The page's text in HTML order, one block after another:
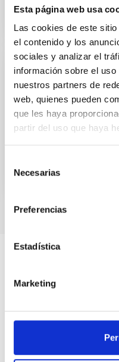
Esta página web usa
Las cookies de este
el contenido y los
sociales y analizar el
información sobre el
nuestros partners de
web, quienes pueden
que les haya
partir del uso que haya
Necesarias
Preferencias
Estadística
Marketing
IAC ANNUAL REPORT
Annual Report
Memoria extensa del